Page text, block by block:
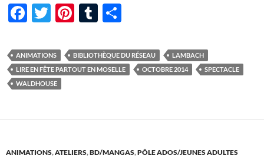
F
e
b
o
k
T
itt
er
Pi
er
es
T
m
bl
ta
g
ANIMATIONS BIBLIOTHÈQUE DU RÉSEAU
LAMBACH
LIRE EN FÊTE PARTOUT EN MOSELLE
OCTOBRE 2014
SPECTACLE
WALDHOUSE
ANIMATIONS,ATELIERS,BD/MANGAS,PÔLE ADOS/JEUNES ADULTES